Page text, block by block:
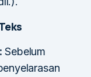
Sebelum